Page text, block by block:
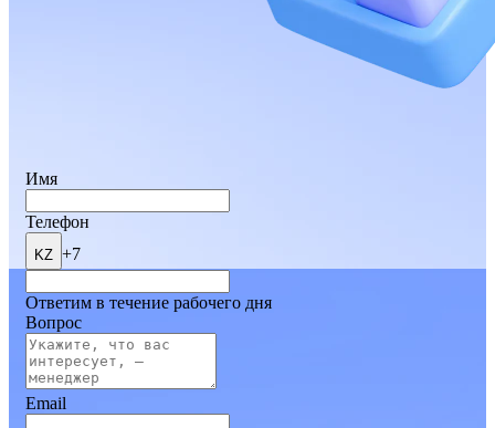
Имя
Телефон
KZ +7
Ответим в течение рабочего дня
Вопрос
Email